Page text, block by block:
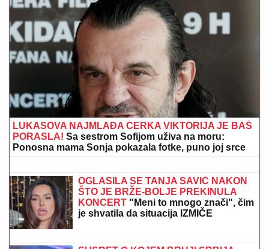
SIN BRUTALNO TUKAO MAJKU DO SMRTI!
detalji jezivog zločina na Novom Beogradu: Nakon
ubistva pokušao da skoči sa terase!
SPOJ FOLKA I REPA ZA VEČE ZA
PAMĆENjE: Dragan Kojić Keba na
"Tašmajdan" dovodi i 2Soma (FOTO)
SPECIJALNA VEČERA Matora okupila
najdraže ljude: Evo gde se opuštaju,